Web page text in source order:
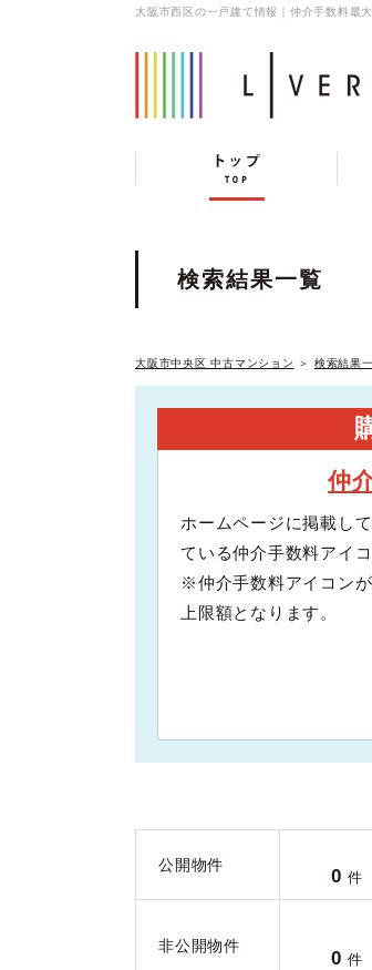
大阪市西区の一戸建て情報｜仲介手数料最
検索結果一覧
大阪市中央区 中古マンション ＞ 検索結果
仲
ホームページに掲載し
ている仲介手数料アイ
※仲介手数料アイコン
上限額となります。
公開物件
0 件
非公開物件
0 件